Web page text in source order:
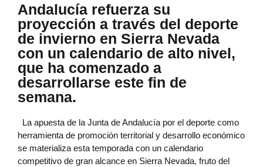
Andalucía refuerza su
proyección a través del deporte
de invierno en Sierra Nevada
con un calendario de alto nivel,
que ha comenzado a
desarrollarse este fin de
semana.
La apuesta de la Junta de Andalucía por el deporte como
herramienta de promoción territorial y desarrollo económico
se materializa esta temporada con un calendario
competitivo de gran alcance en Sierra Nevada, fruto del